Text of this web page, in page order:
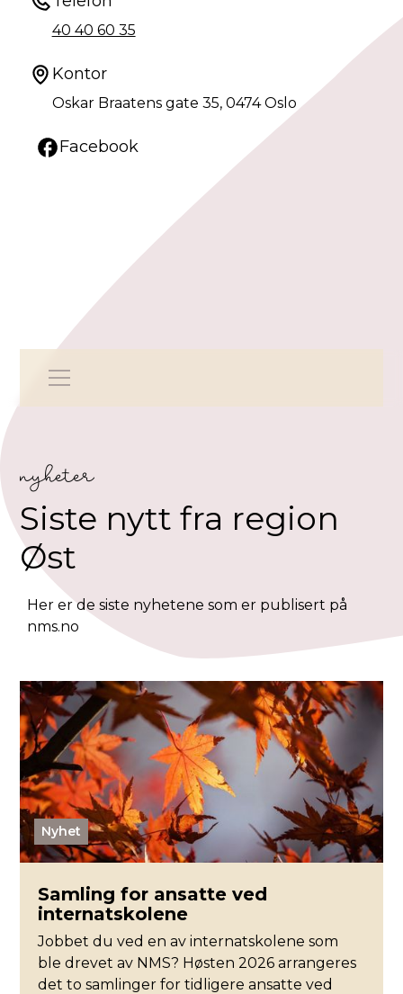
40 40 60 35
Kontor
Oskar Braatens gate 35, 0474 Oslo
Facebook
nyheter
Siste nytt fra region
Øst
Her er de siste nyhetene som er publisert på
nms.no
Nyhet
Samling for ansatte ved
internatskolene
Jobbet du ved en av internatskolene som
ble drevet av NMS? Høsten 2026 arrangeres
det to samlinger for tidligere ansatte ved